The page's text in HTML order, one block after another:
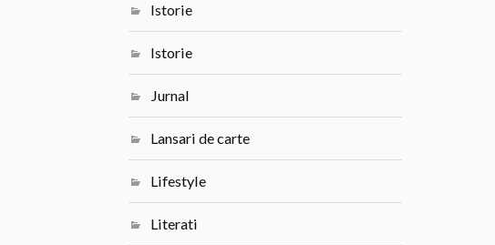
Istorie
Istorie
Jurnal
Lansari de carte
Lifestyle
Literati